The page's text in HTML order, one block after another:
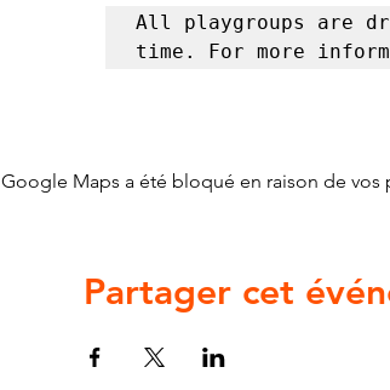
All playgroups are
time. For more
Google Maps a été bloqué en raison de
Partager cet